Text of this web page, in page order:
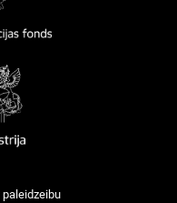
paleidzeibu